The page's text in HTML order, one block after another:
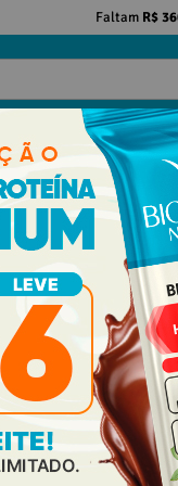
Faltam R$
EMAGRECIMENTO
para Auxiliar a Produção